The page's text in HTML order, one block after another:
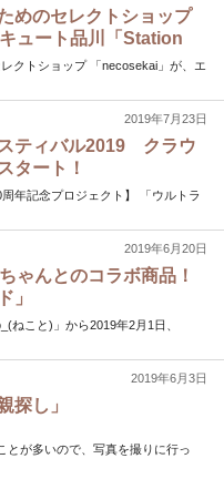
めのセレクトショップ
ュート品川「Station
オープン中！
クトショップ 「necosekai」が、エ
2019年7月23日
ティバル2019 クラウ
タート！
周年記念プロジェクト】 「ウルトラ
2019年6月20日
ゃんとのコラボ商品！
」
ねこと)」から2019年2月1日、
2019年6月3日
探し」
とが多いので、写真を撮りに行っ